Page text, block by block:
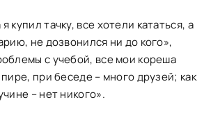
купил тачку, все хотели кататься, а
не дозвонился ни до кого»,
с учебой, все мои кореша
при беседе – много друзей; как
– нет никого».